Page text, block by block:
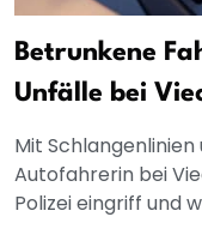
Betrunkene
Unfälle bei
Mit
Autofahrerin bei
Polizei eingriff und